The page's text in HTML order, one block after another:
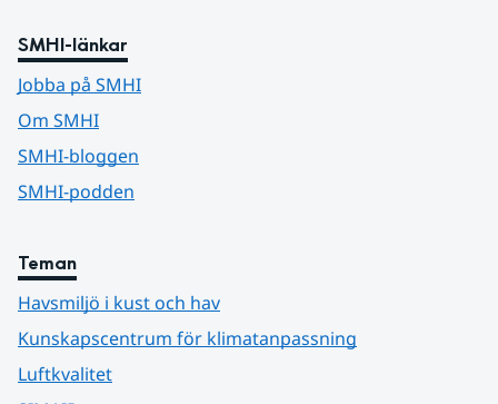
SMHI-länkar
Jobba på SMHI
Om SMHI
SMHI-bloggen
SMHI-podden
Teman
Havsmiljö i kust och hav
Kunskapscentrum för klimatanpassning
Luftkvalitet